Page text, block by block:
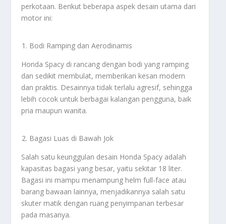
perkotaan. Berikut beberapa aspek desain utama dari
motor ini:
Bodi Ramping dan Aerodinamis
Honda Spacy di rancang dengan bodi yang ramping
dan sedikit membulat, memberikan kesan modern
dan praktis. Desainnya tidak terlalu agresif, sehingga
lebih cocok untuk berbagai kalangan pengguna, baik
pria maupun wanita.
Bagasi Luas di Bawah Jok
Salah satu keunggulan desain Honda Spacy adalah
kapasitas bagasi yang besar, yaitu sekitar 18 liter.
Bagasi ini mampu menampung helm full-face atau
barang bawaan lainnya, menjadikannya salah satu
skuter matik dengan ruang penyimpanan terbesar
pada masanya.